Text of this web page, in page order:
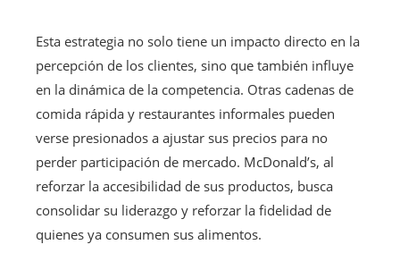
Esta estrategia no solo tiene un impacto directo en la
percepción de los clientes, sino que también influye
en la dinámica de la competencia. Otras cadenas de
comida rápida y restaurantes informales pueden
verse presionados a ajustar sus precios para no
perder participación de mercado. McDonald’s, al
reforzar la accesibilidad de sus productos, busca
consolidar su liderazgo y reforzar la fidelidad de
quienes ya consumen sus alimentos.